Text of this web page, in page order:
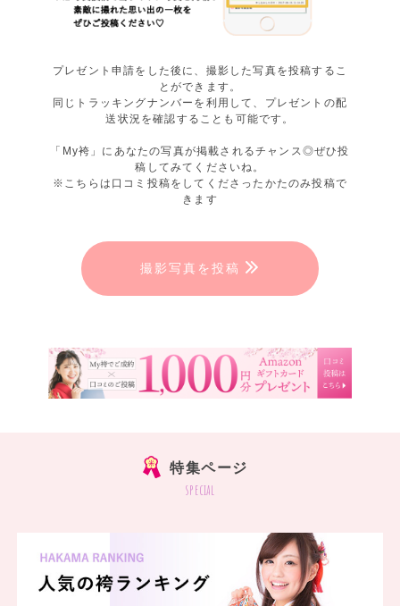
プレゼント申請をした後に、撮影した写真を投稿するこ
とができます。
同じトラッキングナンバーを利用して、プレゼントの配
送状況を確認することも可能です。
「My袴」にあなたの写真が掲載されるチャンス◎ぜひ投
稿してみてくださいね。
※こちらは口コミ投稿をしてくださったかたのみ投稿で
きます
撮影写真を投稿
特集ページ
special